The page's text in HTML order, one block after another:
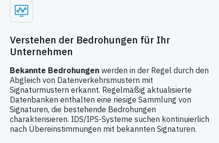
Verstehen der Bedrohungen für Ihr
Unternehmen
Bekannte Bedrohungen werden in der Regel durch den
Abgleich von Datenverkehrsmustern mit
Signaturmustern erkannt. Regelmäßig aktualisierte
Datenbanken enthalten eine riesige Sammlung von
Signaturen, die bestehende Bedrohungen
charakterisieren. IDS/IPS-Systeme suchen kontinuierlich
nach Übereinstimmungen mit bekannten Signaturen.